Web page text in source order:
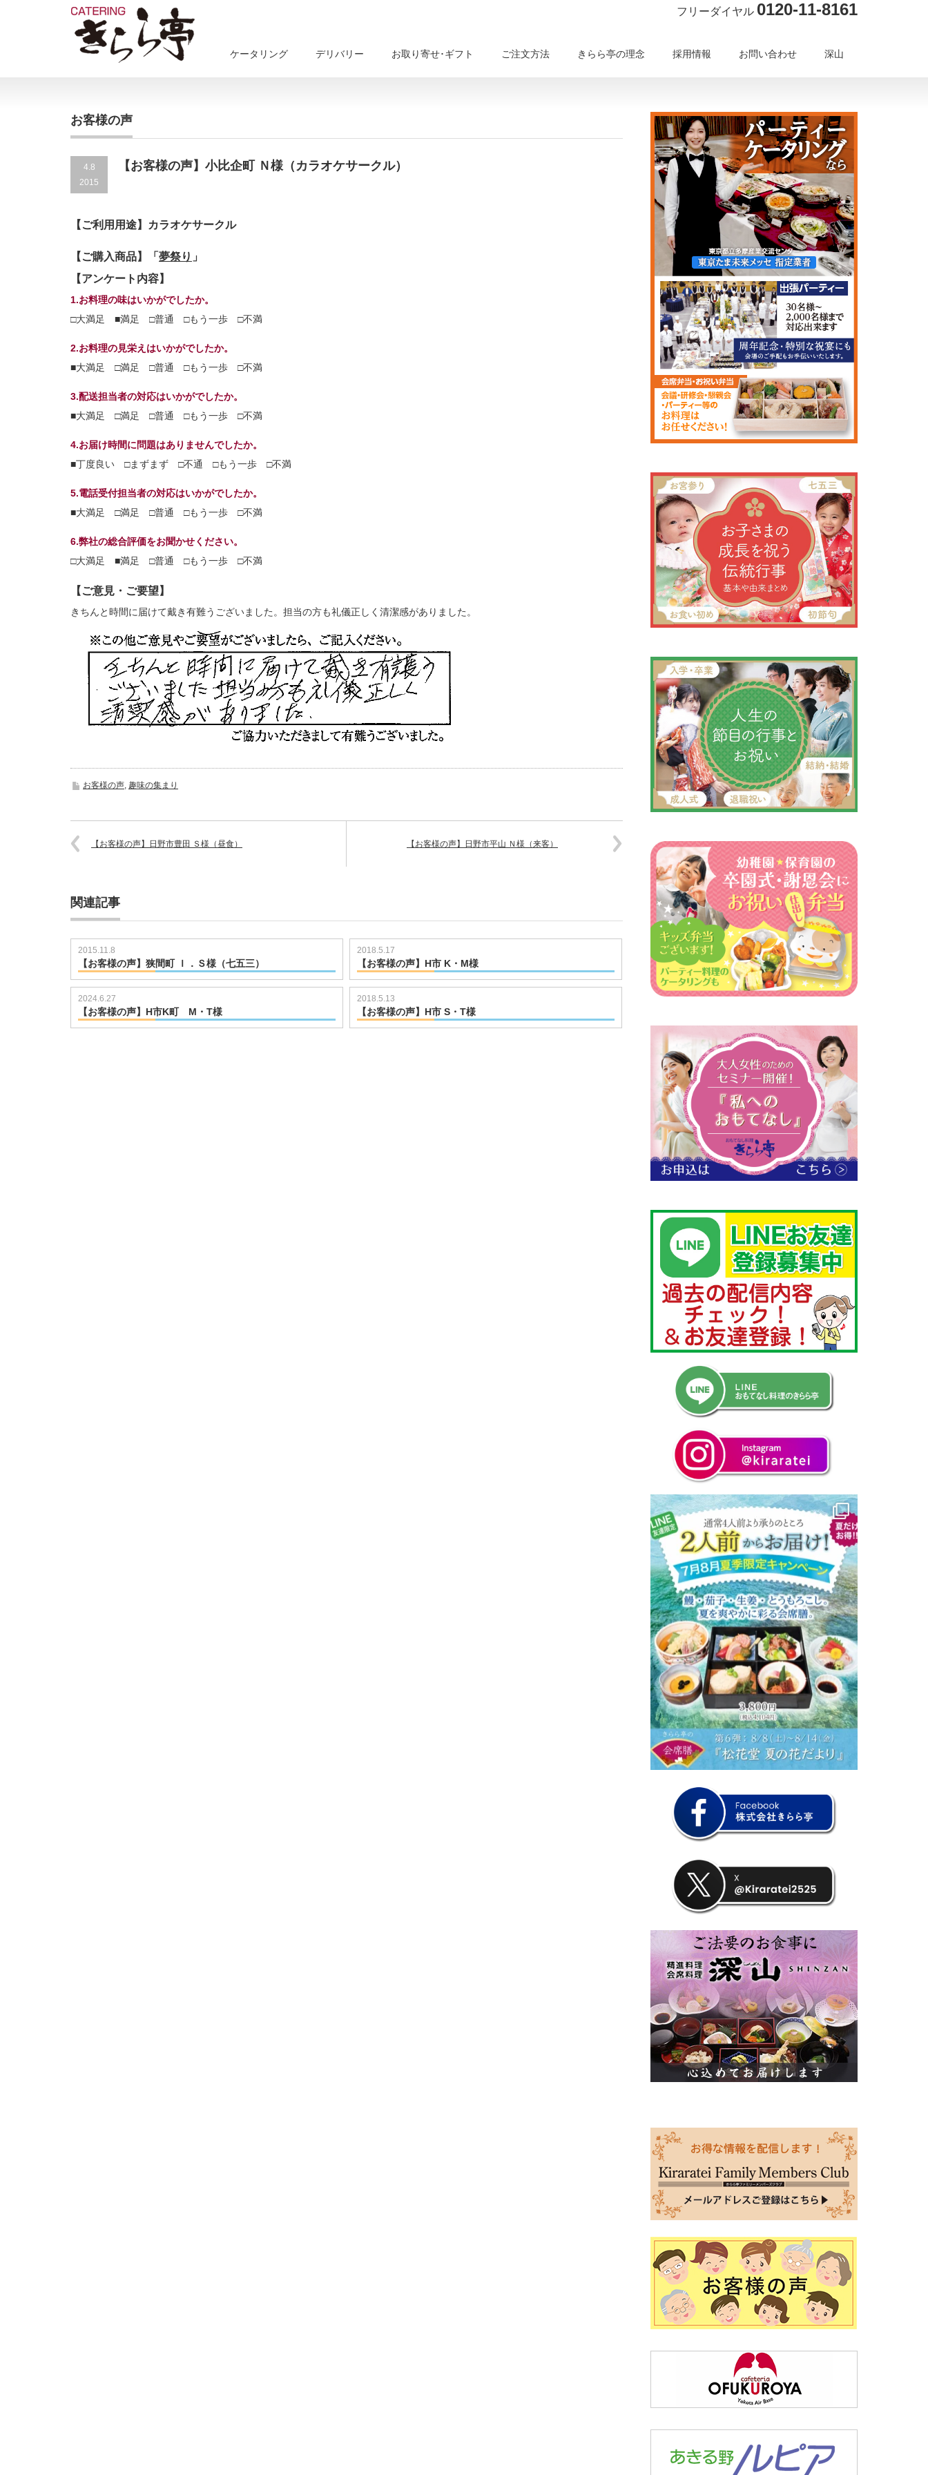
フリーダイヤル 0120-11-8161
ケータリング デリバリー お取り寄せ･ギフト ご注文方法 きらら亭の理念 採用情報 お問い合わせ 深山
お客様の声
4.8
2015
【お客様の声】小比企町 Ｎ様（カラオケサークル）
【ご利用用途】カラオケサークル
【ご購入商品】「 夢祭り 」
【アンケート内容】
1.お料理の味はいかがでしたか。
□大満足 ■満足 □普通 □もう一歩 □不満
2.お料理の見栄えはいかがでしたか。
■大満足 □満足 □普通 □もう一歩 □不満
3.配送担当者の対応はいかがでしたか。
■大満足 □満足 □普通 □もう一歩 □不満
4.お届け時間に問題はありませんでしたか。
■丁度良い □まずまず □不通 □もう一歩 □不満
5.電話受付担当者の対応はいかがでしたか。
■大満足 □満足 □普通 □もう一歩 □不満
6.弊社の総合評価をお聞かせください。
□大満足 ■満足 □普通 □もう一歩 □不満
【ご意見・ご要望】
きちんと時間に届けて戴き有難うございました。担当の方も礼儀正しく清潔感がありました。
お客様の声, 趣味の集まり
【お客様の声】日野市豊田 Ｓ様（昼食） 【お客様の声】日野市平山 Ｎ様（来客）
関連記事
2015.11.8
【お客様の声】狭間町 Ｉ．Ｓ様（七五三）
2018.5.17
【お客様の声】H市 K・M様
2024.6.27
【お客様の声】H市K町 M・T様
2018.5.13
【お客様の声】H市 S・T様